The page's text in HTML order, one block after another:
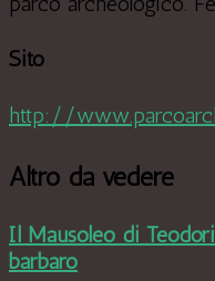
Sito
http://
Altro da vedere
Il Mausoleo di
barbaro